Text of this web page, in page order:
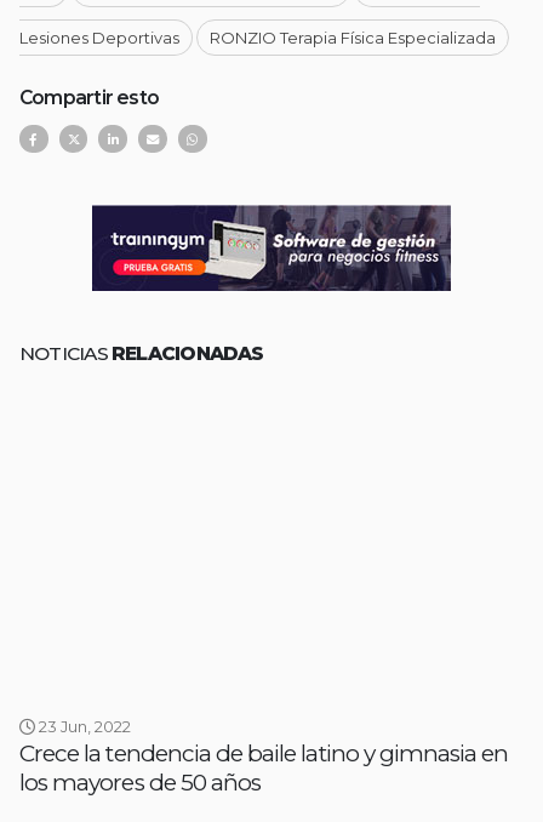
Lesiones Deportivas RONZIO Terapia Física Especializada
Compartir esto
NOTICIAS RELACIONADAS
23 Jun, 2022
Crece la tendencia de baile latino y gimnasia en
los mayores de 50 años